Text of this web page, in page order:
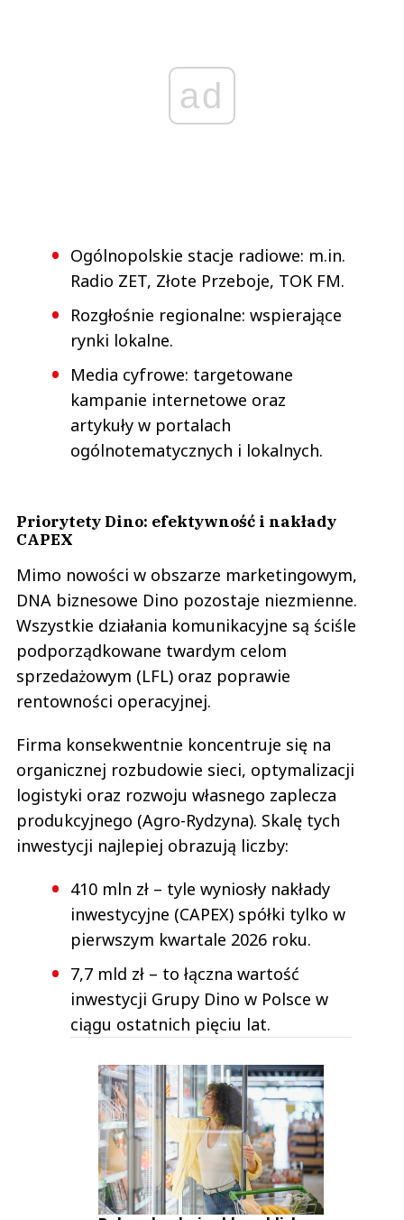
ad
Ogólnopolskie stacje radiowe: m.in.
Radio ZET, Złote Przeboje, TOK FM.
Rozgłośnie regionalne: wspierające
rynki lokalne.
Media cyfrowe: targetowane
kampanie internetowe oraz
artykuły w portalach
ogólnotematycznych i lokalnych.
Priorytety Dino: efektywność i nakłady
CAPEX
Mimo nowości w obszarze marketingowym,
DNA biznesowe Dino pozostaje niezmienne.
Wszystkie działania komunikacyjne są ściśle
podporządkowane twardym celom
sprzedażowym (LFL) oraz poprawie
rentowności operacyjnej.
Firma konsekwentnie koncentruje się na
organicznej rozbudowie sieci, optymalizacji
logistyki oraz rozwoju własnego zaplecza
produkcyjnego (Agro-Rydzyna). Skalę tych
inwestycji najlepiej obrazują liczby:
410 mln zł – tyle wyniosły nakłady
inwestycyjne (CAPEX) spółki tylko w
pierwszym kwartale 2026 roku.
7,7 mld zł – to łączna wartość
inwestycji Grupy Dino w Polsce w
ciągu ostatnich pięciu lat.